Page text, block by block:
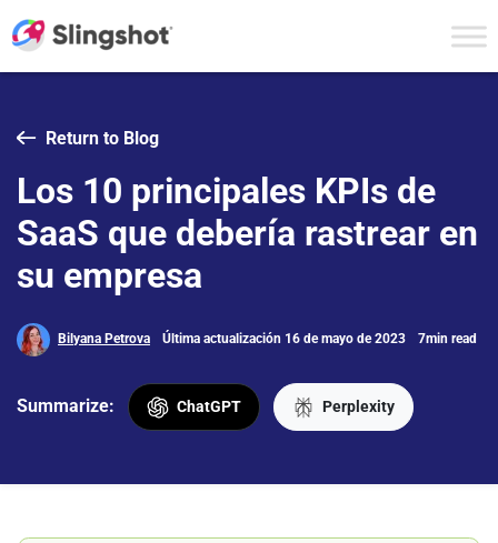
Return to Blog
Los 10 principales KPIs de
SaaS que debería rastrear en
su empresa
Bilyana Petrova Última actualización 16 de mayo de 2023 7min read
Summarize: ChatGPT Perplexity